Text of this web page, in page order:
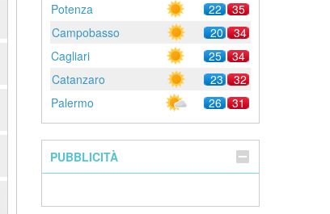
Potenza
22
35
Campobasso
20
34
Cagliari
25
34
Catanzaro
23
32
Palermo
26 31
PUBBLICITÀ